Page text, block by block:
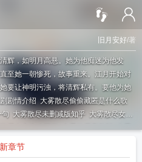
旧月安好/著
辉，如明月高悬。她为他痴迷为他发
至她一朝惨死，故事重来。江月开始对
要让神明污浊，将清辉私有。要他为她
剧情介绍 大雾散尽偷偷藏匿是什么歌
句 大雾散尽未删减版知乎 大雾散尽女主
尽百度
章节